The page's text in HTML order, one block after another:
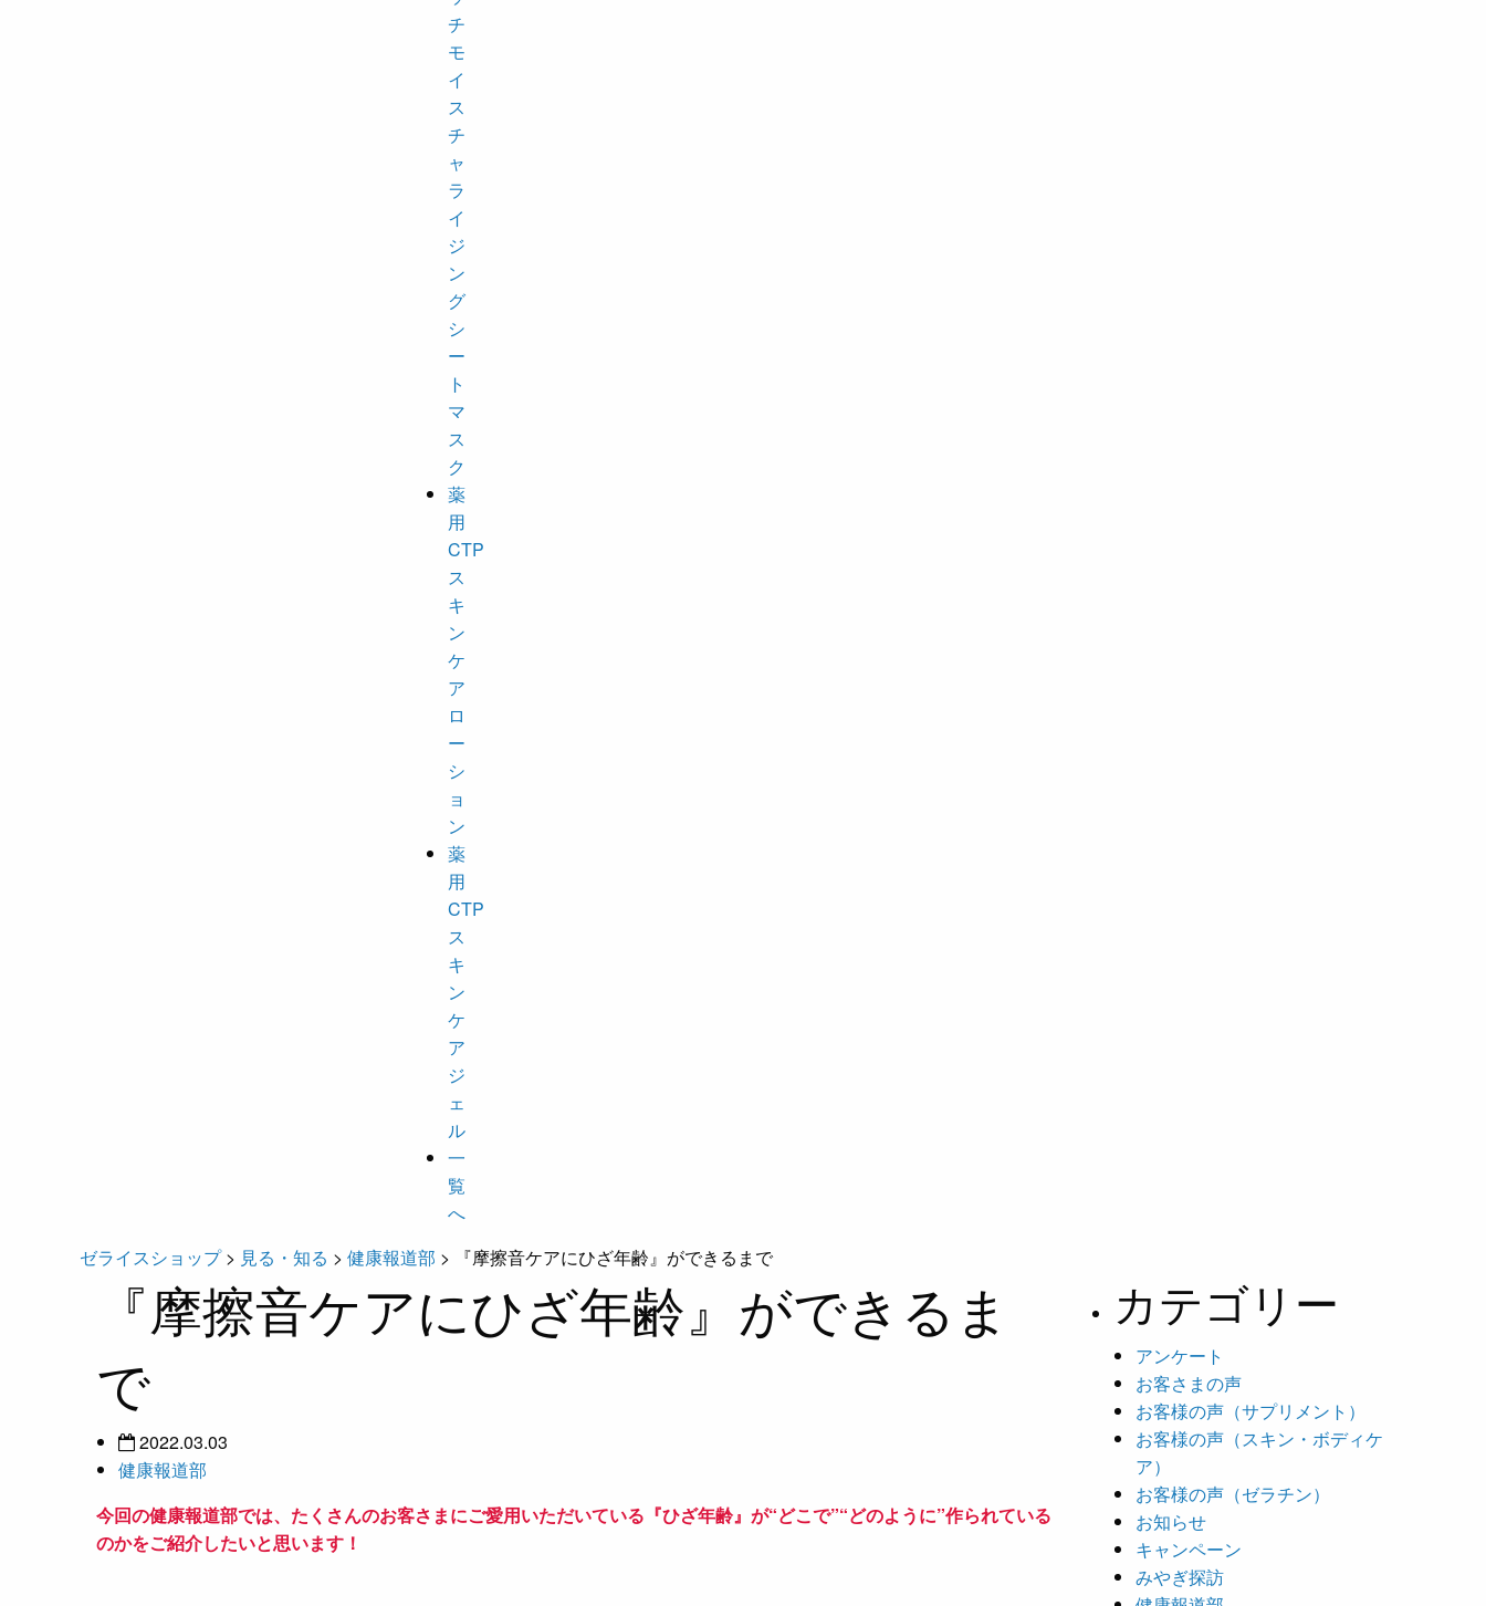
チ
モ
イ
ス
チ
ャ
ラ
イ
ジ
ン
グ
シ
ー
ト
マ
ス
ク
薬
用
CTP
ス
キ
ン
ケ
ア
ロ
ー
シ
ョ
ン
薬
用
CTP
ス
キ
ン
ケ
ア
ジ
ェ
ル
一
覧
へ
ゼライスショップ> 見る・知る > 健康報道部 > 『摩擦音ケアにひざ年齢』ができるまで
『摩擦音ケアにひざ年齢』ができるま
で
2022.03.03
健康報道部
今回の健康報道部では、たくさんのお客さまにご愛用いただいている『ひざ年齢』が“どこで”“どのように”作られている
のかをご紹介したいと思います！
カテゴリー
アンケート
お客さまの声
お客様の声（サプリメント）
お客様の声（スキン・ボディケ
ア）
お客様の声（ゼラチン）
お知らせ
キャンペーン
みやぎ探訪